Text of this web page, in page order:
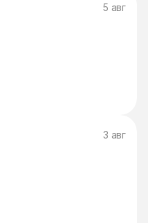
5 авг
3 авг